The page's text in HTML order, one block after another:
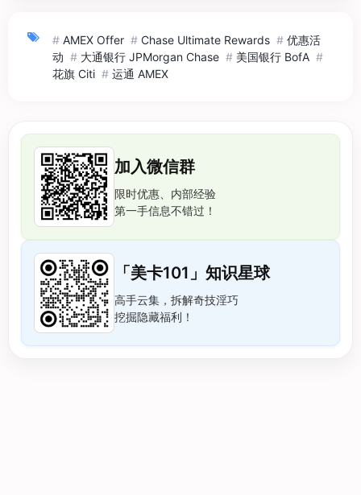
# AMEX Offer # Chase Ultimate Rewards # 优惠活
动 # 大通银行 JPMorgan Chase # 美国银行 BofA #
花旗 Citi # 运通 AMEX
加入微信群
限时优惠、内部经验
第一手信息不错过！
「美卡101」知识星球
高手云集，拆解奇技淫巧
挖掘隐藏福利！